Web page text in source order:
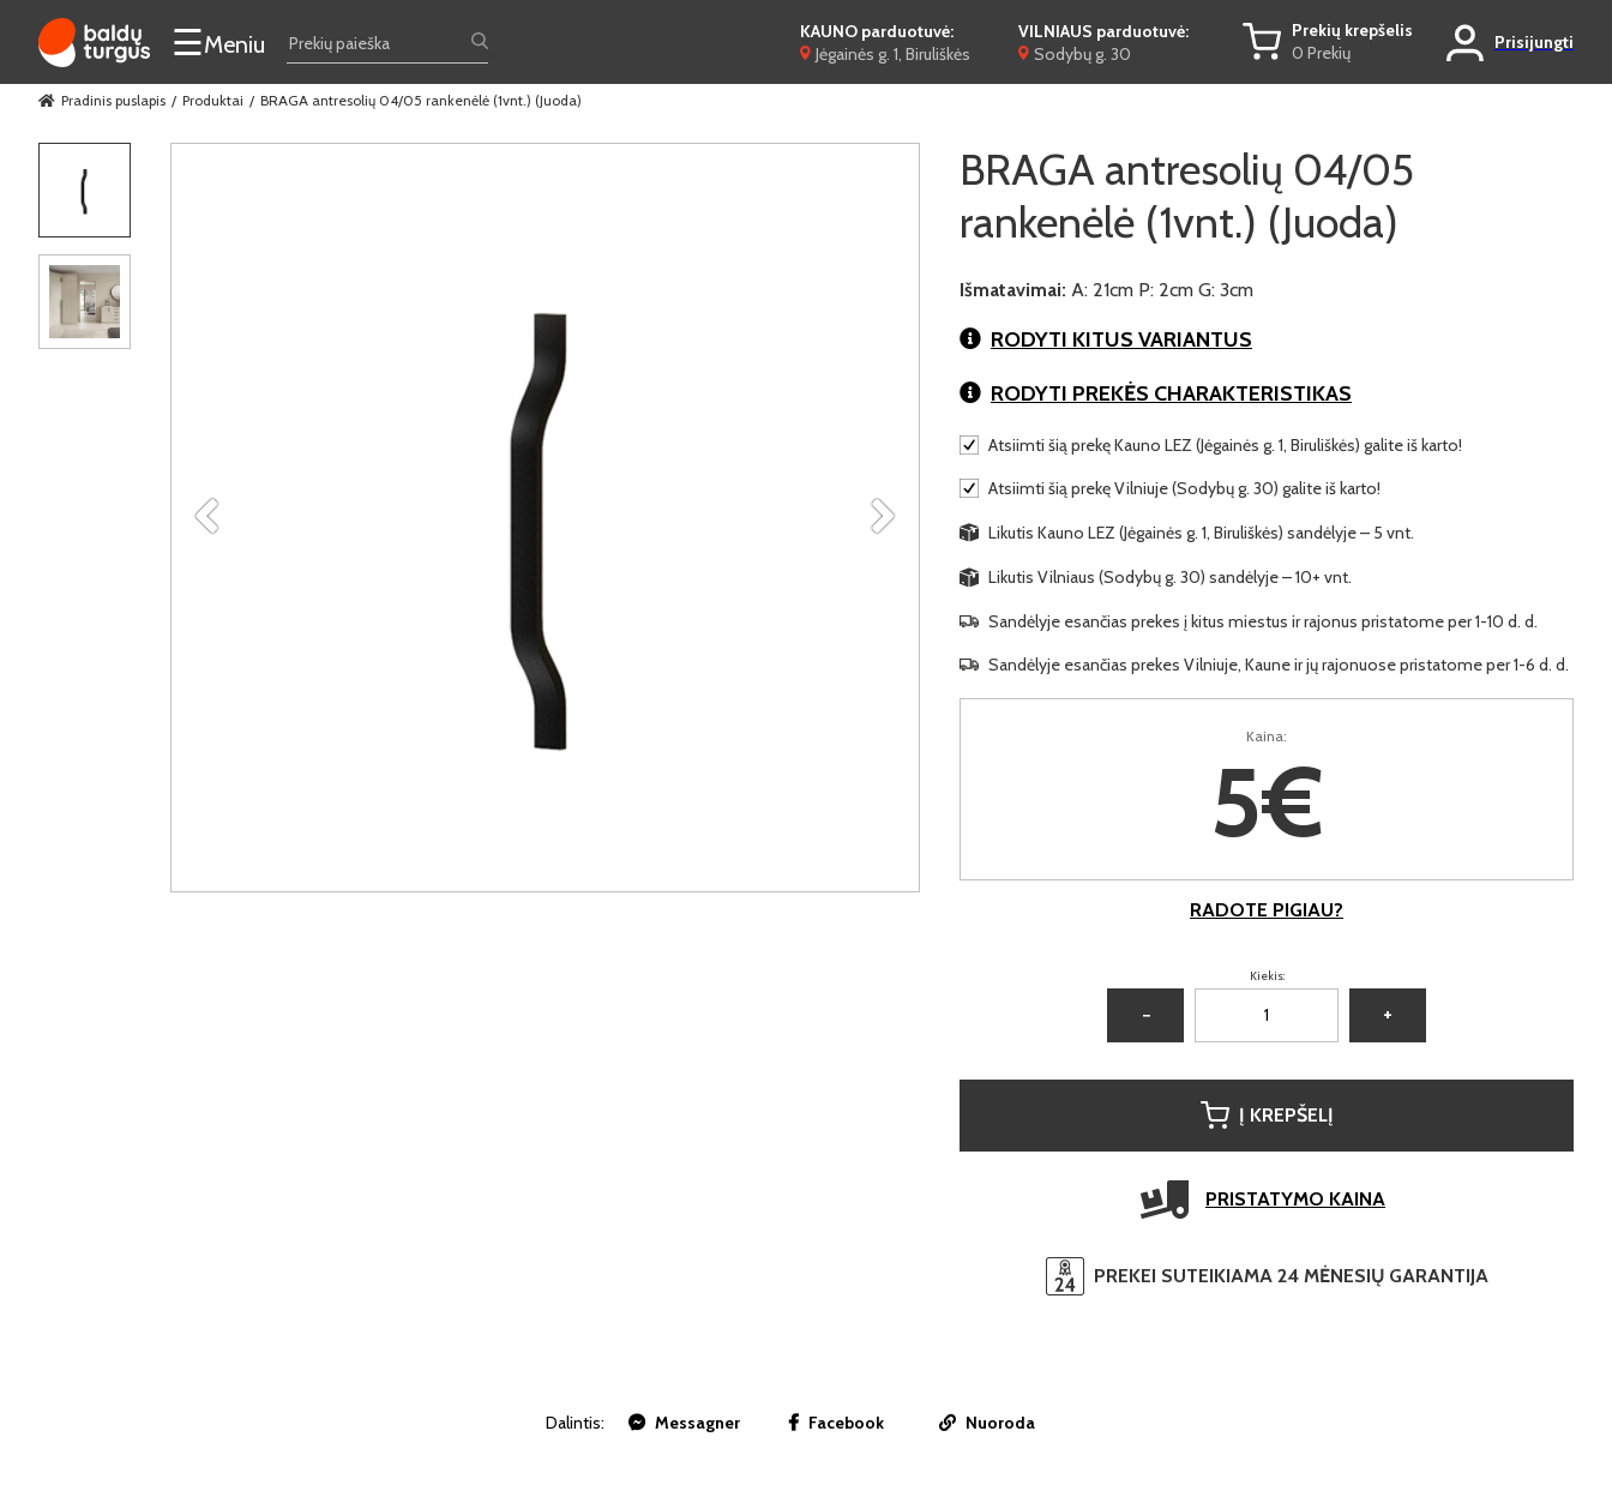
☰Meniu
KAUNO parduotuvė:
Jėgainės g. 1, Biruliškės
VILNIAUS parduotuvė:
Sodybų g. 30
Prekių krepšelis
0 Prekių
Prisijungti
Pradinis puslapis Produktai BRAGA antresolių 04/05 rankenėlė (1vnt.) (Juoda)
BRAGA antresolių 04/05
rankenėlė (1vnt.) (Juoda)
Išmatavimai: A: 21cm P: 2cm G: 3cm
RODYTI KITUS VARIANTUS
RODYTI PREKĖS CHARAKTERISTIKAS
Atsiimti šią prekę Kauno LEZ (Jėgainės g. 1, Biruliškės) galite iš karto!
Atsiimti šią prekę Vilniuje (Sodybų g. 30) galite iš karto!
Likutis Kauno LEZ (Jėgainės g. 1, Biruliškės) sandėlyje – 5 vnt.
Likutis Vilniaus (Sodybų g. 30) sandėlyje – 10+ vnt.
Sandėlyje esančias prekes į kitus miestus ir rajonus pristatome per 1-10 d. d.
Sandėlyje esančias prekes Vilniuje, Kaune ir jų rajonuose pristatome per 1-6 d. d.
Kaina:
5€
RADOTE PIGIAU?
Kiekis:
− +
Į KREPŠELĮ
PRISTATYMO KAINA
PREKEI SUTEIKIAMA 24 MĖNESIŲ GARANTIJA
Dalintis: Messagner Facebook Nuoroda